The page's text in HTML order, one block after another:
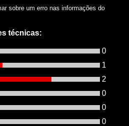
sobre um erro nas informações do
técnicas:
0
1
2
0
0
0